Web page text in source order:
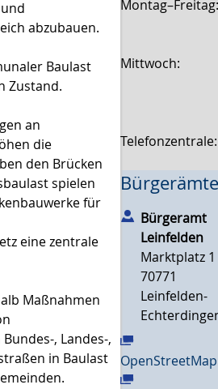
abzubauen.
Baulast
Zustand.
an
die
den Brücken
spielen
für
eine zentrale
Maßnahmen
, Landes-,
in Baulast
Mittwoch:
Bürgeramt
Leinfelden
Marktplatz 1
70771
Leinfelden-
OpenStreetMap